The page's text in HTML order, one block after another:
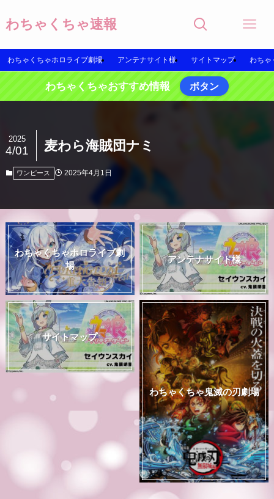
わちゃくちゃ速報
わちゃくちゃホロライブ劇場 アンテナサイト様 サイトマップ わちゃ
わちゃくちゃおすすめ情報 ボタン
麦わら海賊団ナミ
2025
4/01
ワンピース 2025年4月1日
わちゃくちゃホロライブ劇
場
アンテナサイト様
サイトマップ
わちゃくちゃ鬼滅の刃劇場